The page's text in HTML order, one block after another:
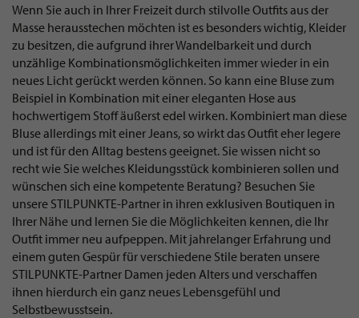
Wenn Sie auch in Ihrer Freizeit durch stilvolle Outfits aus der
Masse herausstechen möchten ist es besonders wichtig, Kleider
zu besitzen, die aufgrund ihrer Wandelbarkeit und durch
unzählige Kombinationsmöglichkeiten immer wieder in ein
neues Licht gerückt werden können. So kann eine Bluse zum
Beispiel in Kombination mit einer eleganten Hose aus
hochwertigem Stoff äußerst edel wirken. Kombiniert man diese
Bluse allerdings mit einer Jeans, so wirkt das Outfit eher legere
und ist für den Alltag bestens geeignet. Sie wissen nicht so
recht wie Sie welches Kleidungsstück kombinieren sollen und
wünschen sich eine kompetente Beratung? Besuchen Sie
unsere STILPUNKTE-Partner in ihren exklusiven Boutiquen in
Ihrer Nähe und lernen Sie die Möglichkeiten kennen, die Ihr
Outfit immer neu aufpeppen. Mit jahrelanger Erfahrung und
einem guten Gespür für verschiedene Stile beraten unsere
STILPUNKTE-Partner Damen jeden Alters und verschaffen
ihnen hierdurch ein ganz neues Lebensgefühl und
Selbstbewusstsein.